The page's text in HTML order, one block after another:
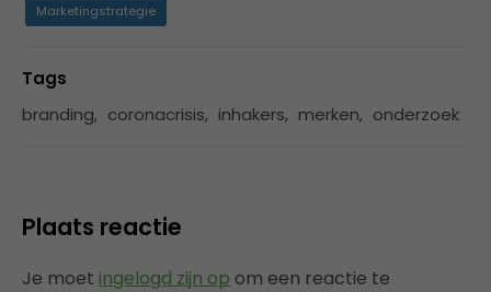
Marketingstrategie
Tags
branding, coronacrisis, inhakers, merken, onderzoek
Plaats reactie
Je moet ingelogd zijn op om een reactie te